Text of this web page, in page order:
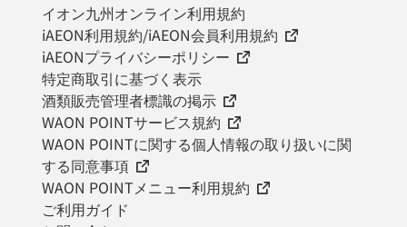
イオン九州オンライン利用規約
iAEON利用規約/iAEON会員利用規約
iAEONプライバシーポリシー
特定商取引に基づく表示
酒類販売管理者標識の掲示
WAON POINTサービス規約
WAON POINTに関する個人情報の取り扱いに関
する同意事項
WAON POINTメニュー利用規約
ご利用ガイド